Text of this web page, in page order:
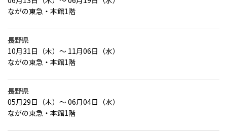
ながの東急・本館1階
長野県
10月31日（木）～ 11月06日（水）
ながの東急・本館1階
長野県
05月29日（木）～ 06月04日（水）
ながの東急・本館1階